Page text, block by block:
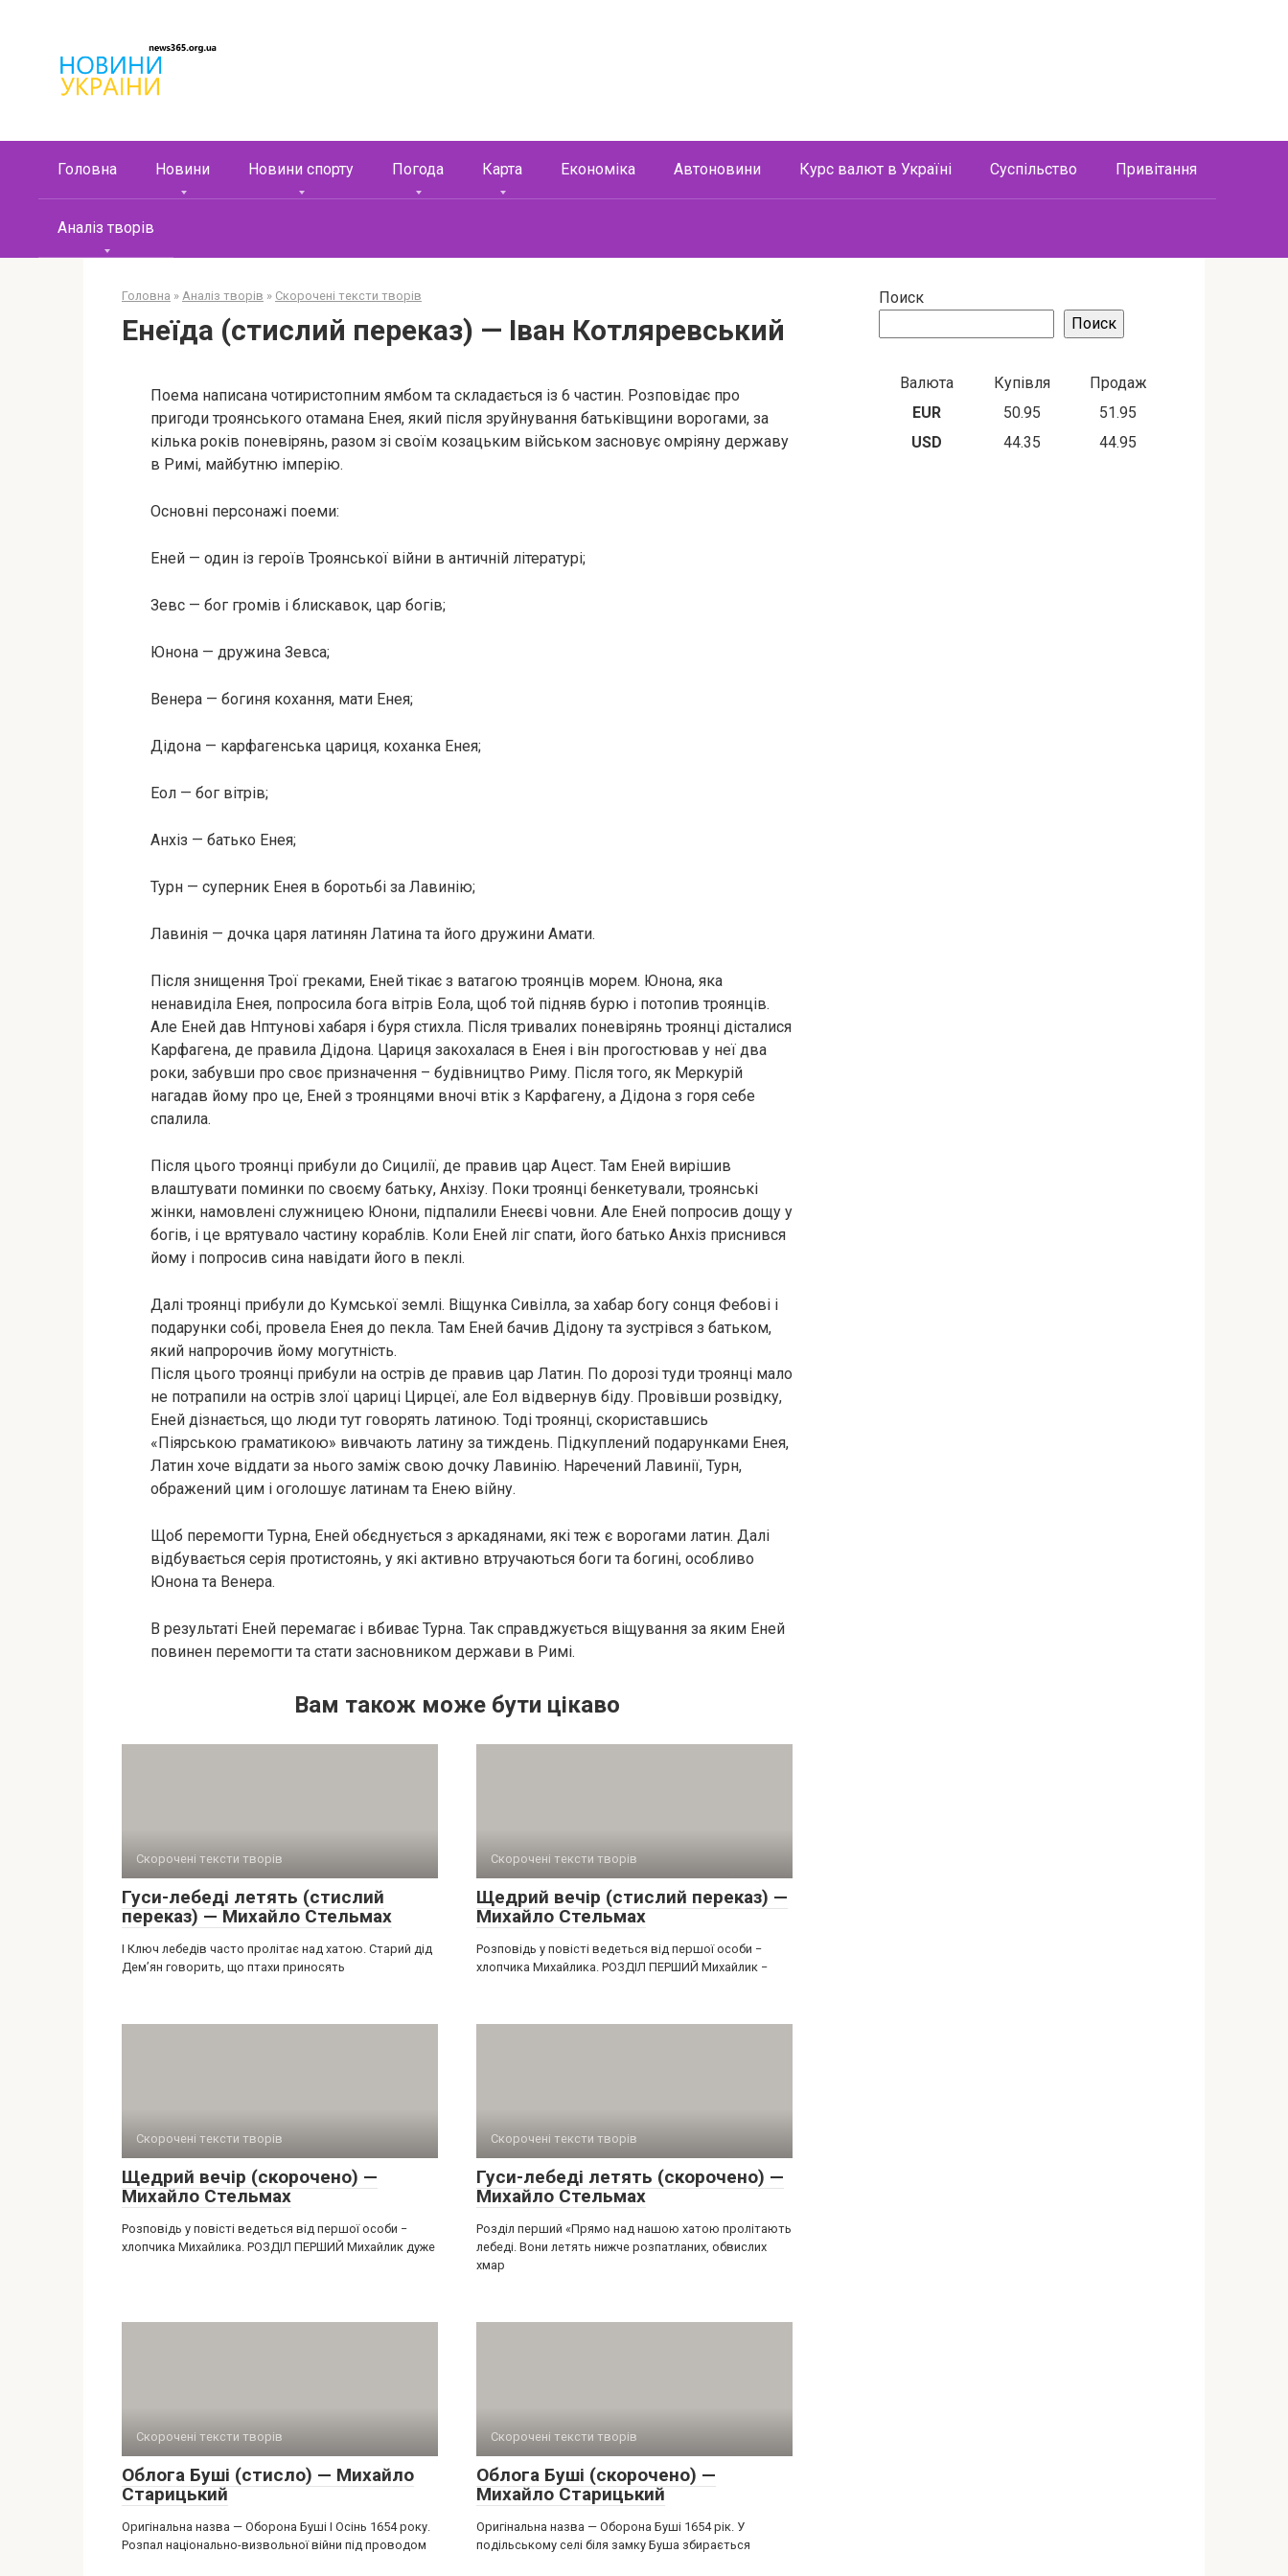
контенту
Головна Новини Новини спорту Погода Карта Економіка Автоновини Курс валют в Україні Суспільство Привітання
Аналіз творів
Головна » Аналіз творів » Скорочені тексти творів
Енеїда (стислий переказ) — Іван Котляревський
Поема написана чотиристопним ямбом та складається із 6 частин. Розповідає про
пригоди троянського отамана Енея, який після зруйнування батьківщини ворогами, за
кілька років поневірянь, разом зі своїм козацьким військом засновує омріяну державу
в Римі, майбутню імперію.
Основні персонажі поеми:
Еней — один із героїв Троянської війни в античній літературі;
Зевс — бог громів і блискавок, цар богів;
Юнона — дружина Зевса;
Венера — богиня кохання, мати Енея;
Дідона — карфагенська цариця, коханка Енея;
Еол — бог вітрів;
Анхіз — батько Енея;
Турн — суперник Енея в боротьбі за Лавинію;
Лавинія — дочка царя латинян Латина та його дружини Амати.
Після знищення Трої греками, Еней тікає з ватагою троянців морем. Юнона, яка
ненавиділа Енея, попросила бога вітрів Еола, щоб той підняв бурю і потопив троянців.
Але Еней дав Нптунові хабаря і буря стихла. Після тривалих поневірянь троянці дісталися
Карфагена, де правила Дідона. Цариця закохалася в Енея і він прогостював у неї два
роки, забувши про своє призначення – будівництво Риму. Після того, як Меркурій
нагадав йому про це, Еней з троянцями вночі втік з Карфагену, а Дідона з горя себе
спалила.
Після цього троянці прибули до Сицилії, де правив цар Ацест. Там Еней вирішив
влаштувати поминки по своєму батьку, Анхізу. Поки троянці бенкетували, троянські
жінки, намовлені служницею Юнони, підпалили Енеєві човни. Але Еней попросив дощу у
богів, і це врятувало частину кораблів. Коли Еней ліг спати, його батько Анхіз приснився
йому і попросив сина навідати його в пеклі.
Далі троянці прибули до Кумської землі. Віщунка Сивілла, за хабар богу сонця Фебові і
подарунки собі, провела Енея до пекла. Там Еней бачив Дідону та зустрівся з батьком,
який напророчив йому могутність.
Після цього троянці прибули на острів де правив цар Латин. По дорозі туди троянці мало
не потрапили на острів злої цариці Цирцеї, але Еол відвернув біду. Провівши розвідку,
Еней дізнається, що люди тут говорять латиною. Тоді троянці, скориставшись
«Піярською граматикою» вивчають латину за тиждень. Підкуплений подарунками Енея,
Латин хоче віддати за нього заміж свою дочку Лавинію. Наречений Лавинії, Турн,
ображений цим і оголошує латинам та Енею війну.
Щоб перемогти Турна, Еней обєднується з аркадянами, які теж є ворогами латин. Далі
відбувається серія протистоянь, у які активно втручаються боги та богині, особливо
Юнона та Венера.
В результаті Еней перемагає і вбиває Турна. Так справджується віщування за яким Еней
повинен перемогти та стати засновником держави в Римі.
Вам також може бути цікаво
Скорочені тексти творів
Гуси-лебеді летять (стислий
переказ) — Михайло Стельмах
І Ключ лебедів часто пролітає над хатою. Старий дід
Дем’ян говорить, що птахи приносять
Скорочені тексти творів
Щедрий вечір (стислий переказ) —
Михайло Стельмах
Розповідь у повісті ведеться від першої особи −
хлопчика Михайлика. РОЗДІЛ ПЕРШИЙ Михайлик −
Скорочені тексти творів
Щедрий вечір (скорочено) —
Михайло Стельмах
Розповідь у повісті ведеться від першої особи −
хлопчика Михайлика. РОЗДІЛ ПЕРШИЙ Михайлик дуже
Скорочені тексти творів
Гуси-лебеді летять (скорочено) —
Михайло Стельмах
Розділ перший «Прямо над нашою хатою пролітають
лебеді. Вони летять нижче розпатланих, обвислих
хмар
Скорочені тексти творів
Облога Буші (стисло) — Михайло
Старицький
Оригінальна назва — Оборона Буші I Осінь 1654 року.
Розпал національно-визвольної війни під проводом
Скорочені тексти творів
Облога Буші (скорочено) —
Михайло Старицький
Оригінальна назва — Оборона Буші 1654 рік. У
подільському селі біля замку Буша збирається
Поиск
Поиск
Валюта Купівля
Продаж
EUR
50.95
51.95
USD
44.35 44.95